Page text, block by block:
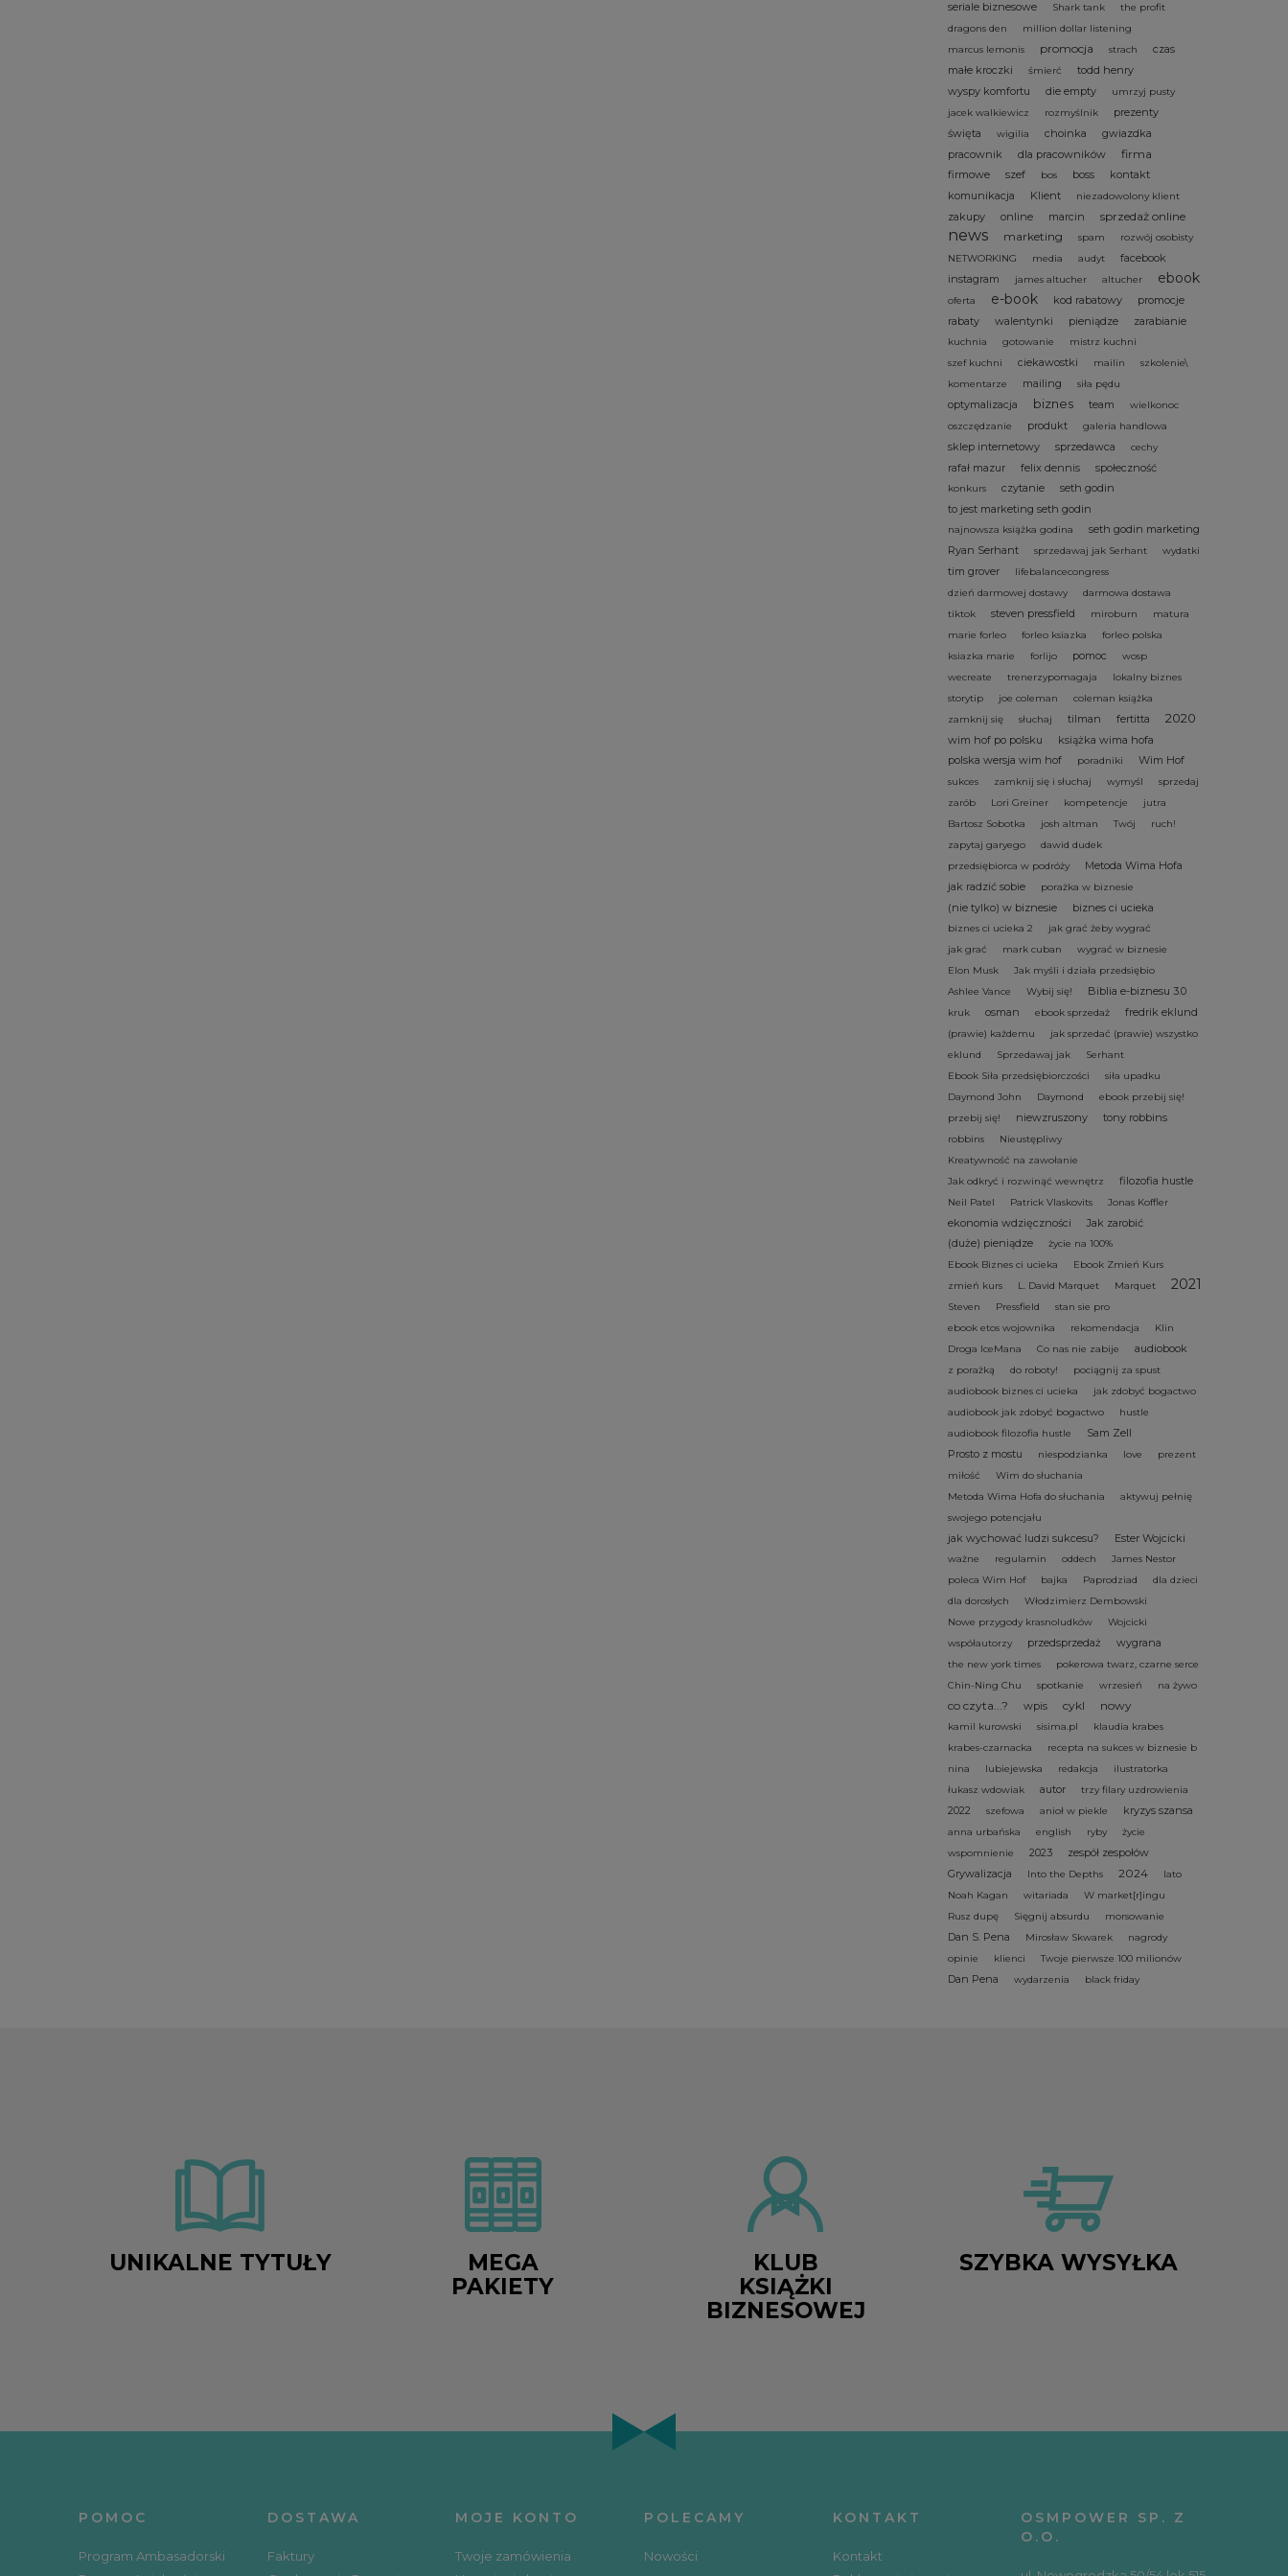
seriale biznesowe Shark tank
the profit
dragons den
million dollar listening
marcus lemonis
promocja strach
czas
małe kroczki
śmierć
todd henry
wyspy komfortu
die empty
umrzyj pusty
jacek walkiewicz
rozmyślnik
prezenty
święta
wigilia choinka
gwiazdka
pracownik
dla pracowników firma
firmowe szef bos boss
kontakt
komunikacja
Klient niezadowolony klient
zakupy online marcin sprzedaż online
news marketing spam
rozwój osobisty
NETWORKING
media audyt
facebook
instagram
james altucher altucher ebook
oferta e-book kod rabatowy
promocje
rabaty
walentynki pieniądze zarabianie
kuchnia gotowanie
mistrz kuchni
szef kuchni
ciekawostki mailin
szkolenie\
komentarze
mailing siła pędu
optymalizacja biznes team
wielkonoc
oszczędzanie
produkt galeria handlowa
sklep internetowy sprzedawca cechy
rafał mazur felix dennis społeczność
konkurs czytanie
seth godin
to jest marketing seth godin
najnowsza książka godina
seth godin marketing
Ryan Serhant
sprzedawaj jak Serhant wydatki
tim grover
lifebalancecongress
dzień darmowej dostawy
darmowa dostawa
tiktok
steven pressfield miroburn
matura
marie forleo
forleo ksiazka
forleo polska
ksiazka marie
forlijo pomoc
wosp
wecreate
trenerzypomagaja
lokalny biznes
storytip
joe coleman
coleman książka
zamknij się
słuchaj tilman fertitta 2020
wim hof po polsku
książka wima hofa
polska wersja wim hof
poradniki Wim Hof
sukces zamknij się i słuchaj wymyśl
sprzedaj
zarób
Lori Greiner kompetencje
jutra
Bartosz Sobotka
josh altman Twój
ruch!
zapytaj garyego
dawid dudek
przedsiębiorca w podróży
Metoda Wima Hofa
jak radzić sobie
porażka w biznesie
(nie tylko) w biznesie biznes ci ucieka
biznes ci ucieka 2
jak grać żeby wygrać
jak grać
mark cuban
wygrać w biznesie
Elon Musk
Jak myśli i działa przedsiębio
Ashlee Vance
Wybij się! Biblia e-biznesu 3.0
kruk osman ebook sprzedaż fredrik eklund
(prawie) każdemu
jak sprzedać (prawie) wszystko
eklund
Sprzedawaj jak
Serhant
Ebook Siła przedsiębiorczości
siła upadku
Daymond John
Daymond
ebook przebij się!
przebij się!
niewzruszony tony robbins
robbins
Nieustępliwy
Kreatywność na zawołanie
Jak odkryć i rozwinąć wewnętrz
filozofia hustle
Neil Patel Patrick Vlaskovits Jonas Koffler
ekonomia wdzięczności
Jak zarobić
(duże) pieniądze
życie na 100%
Ebook Biznes ci ucieka
Ebook Zmień Kurs
zmień kurs
L. David Marquet Marquet 2021
Steven Pressfield
stan sie pro
ebook etos wojownika
rekomendacja
Klin
Droga IceMana
Co nas nie zabije audiobook
z porażką do roboty!
pociągnij za spust
audiobook biznes ci ucieka
jak zdobyć bogactwo
audiobook jak zdobyć bogactwo
hustle
audiobook filozofia hustle
Sam Zell
Prosto z mostu
niespodzianka love
prezent
miłość
Wim do słuchania
Metoda Wima Hofa do słuchania
aktywuj pełnię
swojego potencjału
jak wychować ludzi sukcesu? Ester Wojcicki
ważne regulamin oddech
James Nestor
poleca Wim Hof
bajka Paprodziad
dla dzieci
dla dorosłych
Włodzimierz Dembowski
Nowe przygody krasnoludków
Wojcicki
współautorzy
przedsprzedaż wygrana
the new york times
pokerowa twarz, czarne serce
Chin-Ning Chu
spotkanie wrzesień na żywo
co czyta...? wpis cykl nowy
kamil kurowski sisima.pl
klaudia krabes
krabes-czarnacka
recepta na sukces w biznesie b
nina
lubiejewska redakcja
ilustratorka
łukasz wdowiak
autor trzy filary uzdrowienia
2022 szefowa anioł w piekle kryzys szansa
anna urbańska english ryby
życie
wspomnienie
2023
zespół zespołów
Grywalizacja
Into the Depths 2024
lato
Noah Kagan
witariada
W market[r]ingu
Rusz dupę
Sięgnij absurdu morsowanie
Dan S. Pena Mirosław Skwarek
nagrody
opinie
klienci Twoje pierwsze 100 milionów
Dan Pena wydarzenia black friday
UNIKALNE TYTUŁY
MEGA
PAKIETY
KLUB
KSIĄŻKI
BIZNESOWEJ
SZYBKA WYSYŁKA
POMOC
Program Ambasadorski
DOSTAWA
Faktury
MOJE KONTO
Twoje zamówienia
POLECAMY
Nowości
KONTAKT
Kontakt
OSMPOWER SP. Z
O.O.